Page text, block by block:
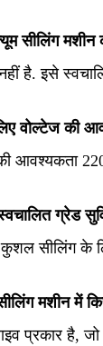
सीलिंग मशीन
है. इसे
वोल्टेज की
आवश्यकता
ग्रेड
कुशल सीलिंग के
मशीन में
प्रकार है, जो